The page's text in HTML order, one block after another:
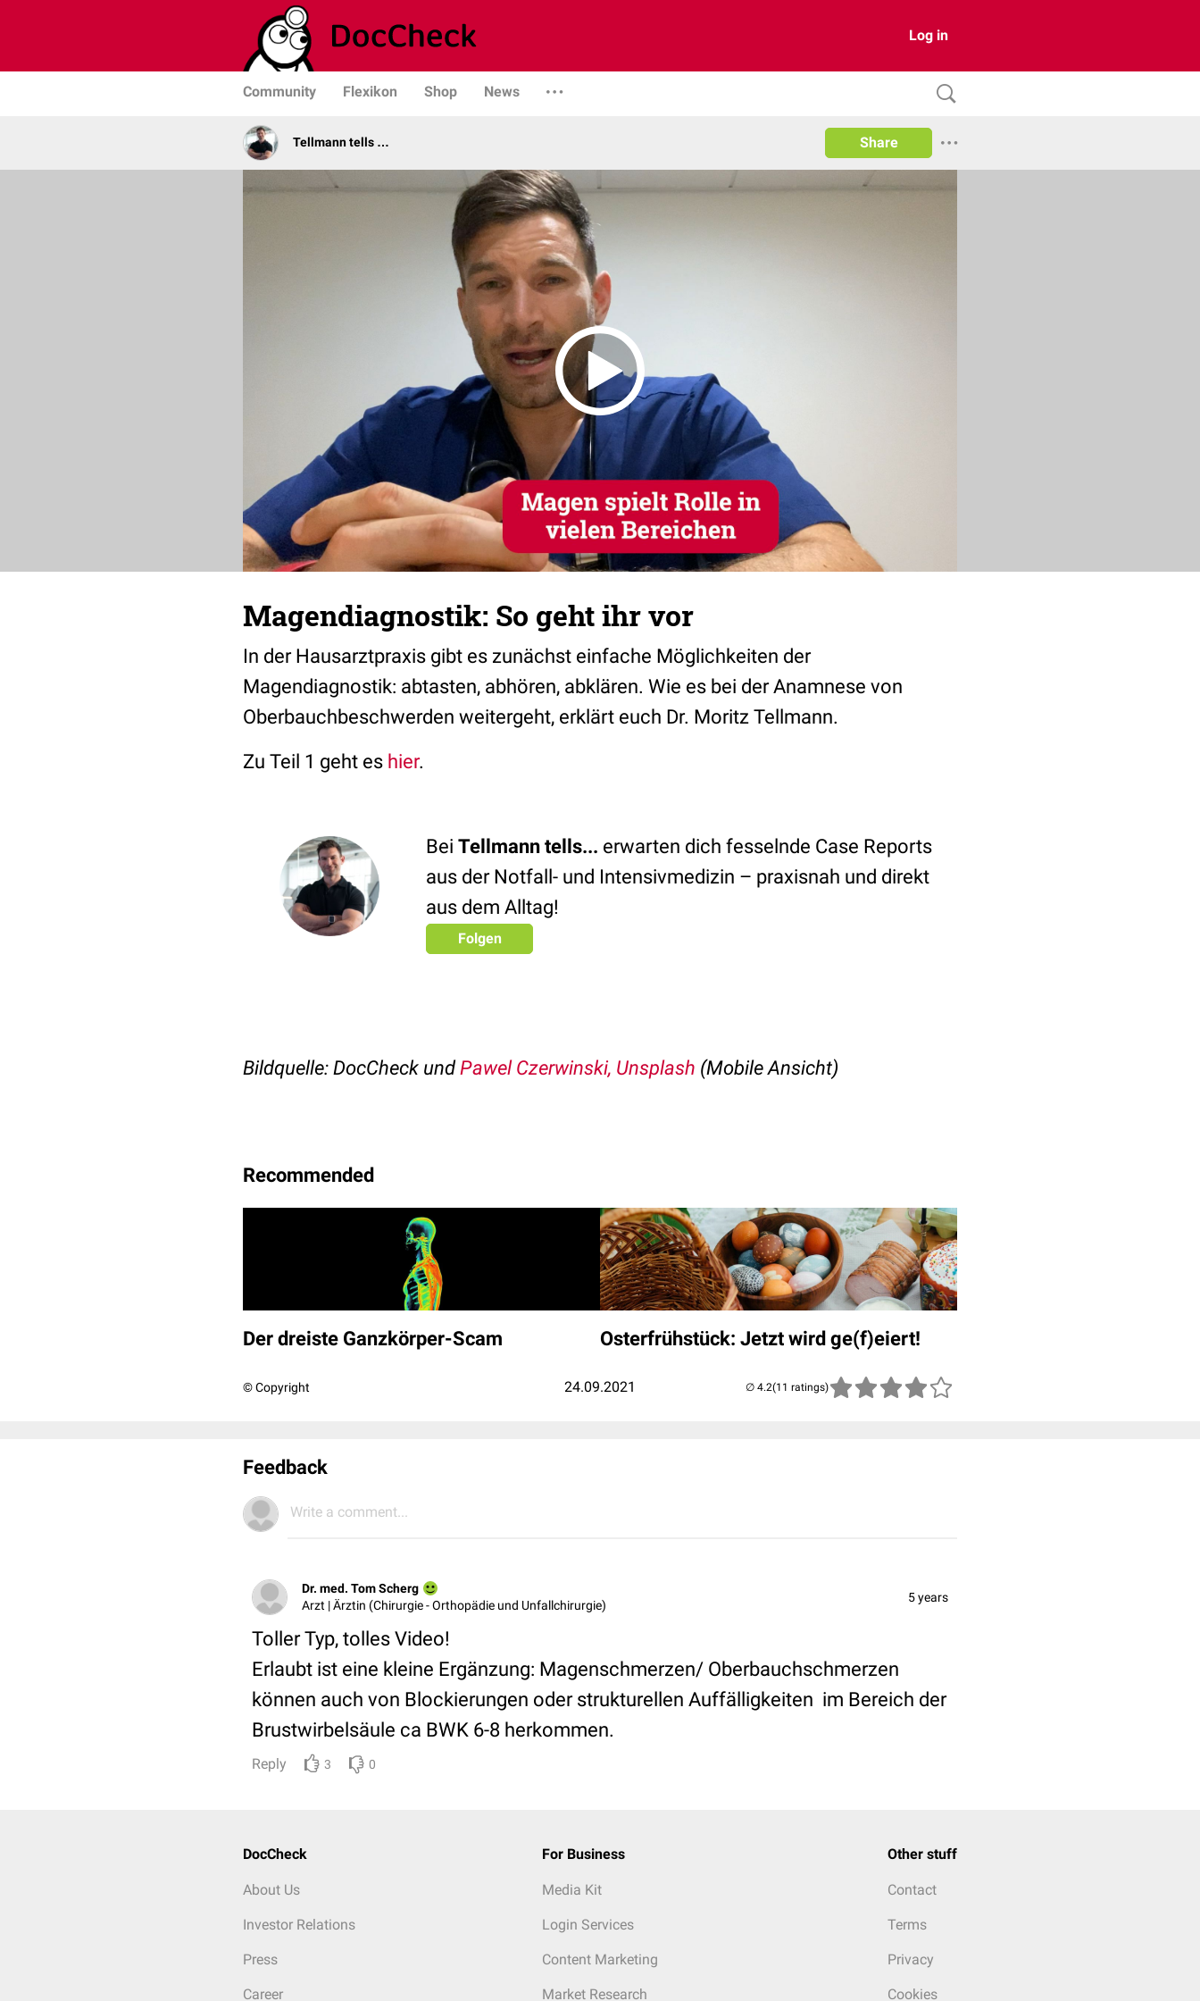
Log in
Community Flexikon Shop News
Tellmann tells … Share
Magendiagnostik: So geht ihr vor
In der Hausarztpraxis gibt es zunächst einfache Möglichkeiten der
Magendiagnostik: abtasten, abhören, abklären. Wie es bei der Anamnese von
Oberbauchbeschwerden weitergeht, erklärt euch Dr. Moritz Tellmann.
Zu Teil 1 geht es hier.
Bei Tellmann tells... erwarten dich fesselnde Case Reports
aus der Notfall- und Intensivmedizin – praxisnah und direkt
aus dem Alltag!
Folgen
Bildquelle: DocCheck undPawel Czerwinski, Unsplash (Mobile Ansicht)
Recommended
Der dreiste Ganzkörper-Scam Osterfrühstück: Jetzt wird ge(f)eiert!
© Copyright 24.09.2021 (11 ratings)
Feedback
Write a comment...
Dr. med. Tom Scherg
Arzt | Ärztin (Chirurgie - Orthopädie und Unfallchirurgie)
5 years
Toller Typ, tolles Video!
Erlaubt ist eine kleine Ergänzung: Magenschmerzen/ Oberbauchschmerzen
können auch von Blockierungen oder strukturellen Auffälligkeiten im Bereich der
Brustwirbelsäule ca BWK 6-8 herkommen.
Reply 3 0
DocCheck
About Us
Investor Relations
Press
Career
For Business
Media Kit
Login Services
Content Marketing
Market Research
Other stuff
Contact
Terms
Privacy
Cookies